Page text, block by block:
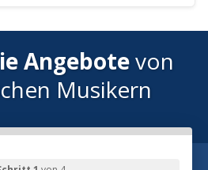
Angebotevon
Musikern